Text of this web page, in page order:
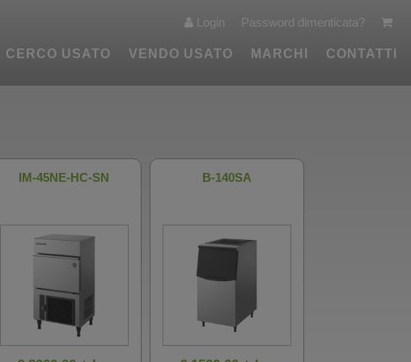
Login Password dimenticata?
CERCO USATO VENDO USATO MARCHI CONTATTI
IM-45NE-HC-SN B-140SA